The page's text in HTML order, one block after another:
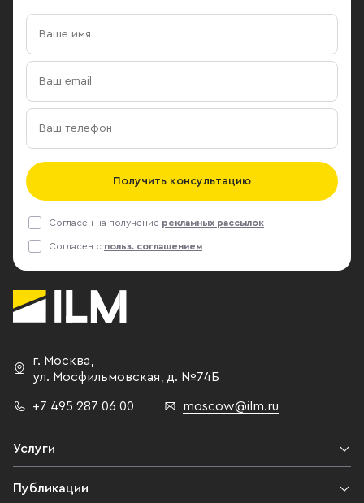
Получить консультацию
Согласен на получение рекламных рассылок
Согласен с польз. соглашением
г. Москва,
ул. Мосфильмовская, д. №74Б
+7 495 287 06 00 moscow@ilm.ru
Услуги
Публикации